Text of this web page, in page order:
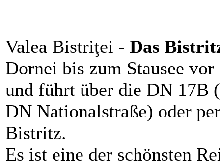
Valea Bistriţei - Das
Dornei bis zum Stausee
und führt über die DN 17B
DN Nationalstraße) oder
Bistritz.
Es ist eine der schönsten